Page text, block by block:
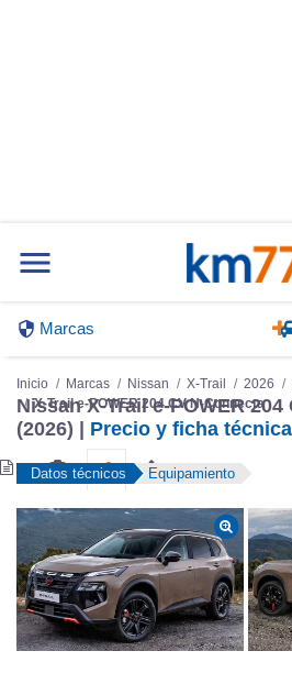
Nissan X-Trail e-POWER 204
(2026) |
Precio y ficha técnica